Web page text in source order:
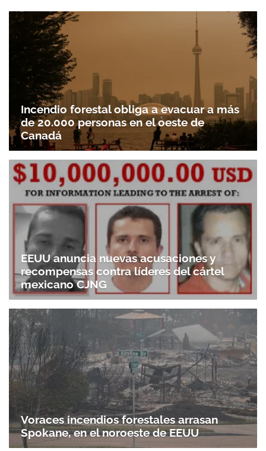
Incendio forestal obliga a evacuar a más
de 20.000 personas en el oeste de
Canadá
EEUU anuncia nuevas acusaciones y
recompensas contra líderes del cártel
mexicano CJNG
Voraces incendios forestales arrasan
Spokane, en el noroeste de EEUU